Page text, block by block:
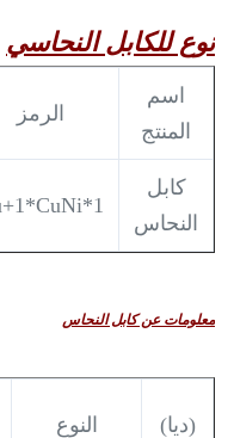
نوع للكابل النحاسي
اسم
المنتج
الرمز
كابل
النحاس
1*Cu+1*CuNi
معلومات عن كابل النحاس
(ديا) النوع